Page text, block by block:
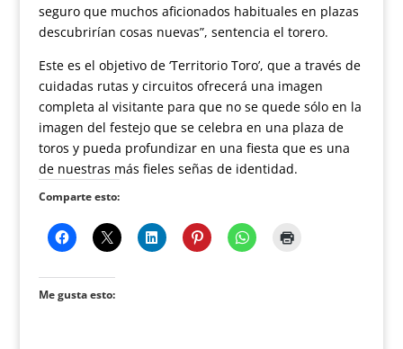
seguro que muchos aficionados habituales en plazas
descubrirían cosas nuevas”, sentencia el torero.
Este es el objetivo de ‘Territorio Toro’, que a través de
cuidadas rutas y circuitos ofrecerá una imagen
completa al visitante para que no se quede sólo en la
imagen del festejo que se celebra en una plaza de
toros y pueda profundizar en una fiesta que es una
de nuestras más fieles señas de identidad.
Comparte esto:
Me gusta esto: